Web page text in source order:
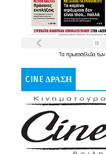
Τα πρωτοσέλιδατων
CINE ΔΡΑΣΗ